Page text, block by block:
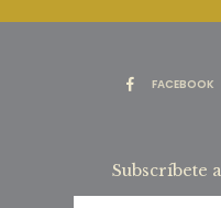
FACEBOOK
Subscríbete